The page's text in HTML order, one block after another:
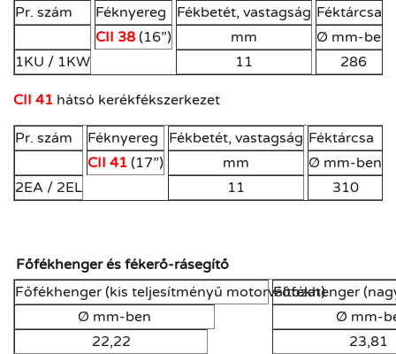
Pr. szám
1KU / 1KW
Féknyereg
CII 38 (16”)
Fékbetét, vastagság
mm
11
Féktárcsa
Ø mm-ben
286
CII 41 hátsó kerékfékszerkezet
Pr. szám
2EA / 2EL
Féknyereg
CII 41 (17”)
Fékbetét, vastagság
mm
11
Féktárcsa
Ø mm-ben
310
Főfékhenger és fékerő-rásegítő
Főfékhenger (kis teljesítményű motorváltozat)
Ø mm-ben
22,22
Főfékhenger
Ø mm-
23,81